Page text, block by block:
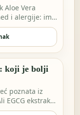
Aloe Vera
i alergije: ima
koji je bolji
poznata iz
EGCG ekstrakt